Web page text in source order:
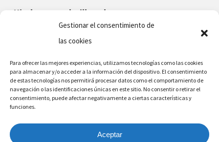
Gestionar el consentimiento de
las cookies
Para ofrecer las mejores experiencias, utilizamos tecnologías como las cookies
para almacenar y/o acceder a la información del dispositivo. El consentimiento
de estas tecnologías nos permitirá procesar datos como el comportamiento de
navegación o las identificaciones únicas en este sitio. No consentir o retirar el
consentimiento, puede afectar negativamente a ciertas características y
funciones.
Aceptar
Kinderaugenheilkunde
Telefon Nr.: (+34) 96 642 6226